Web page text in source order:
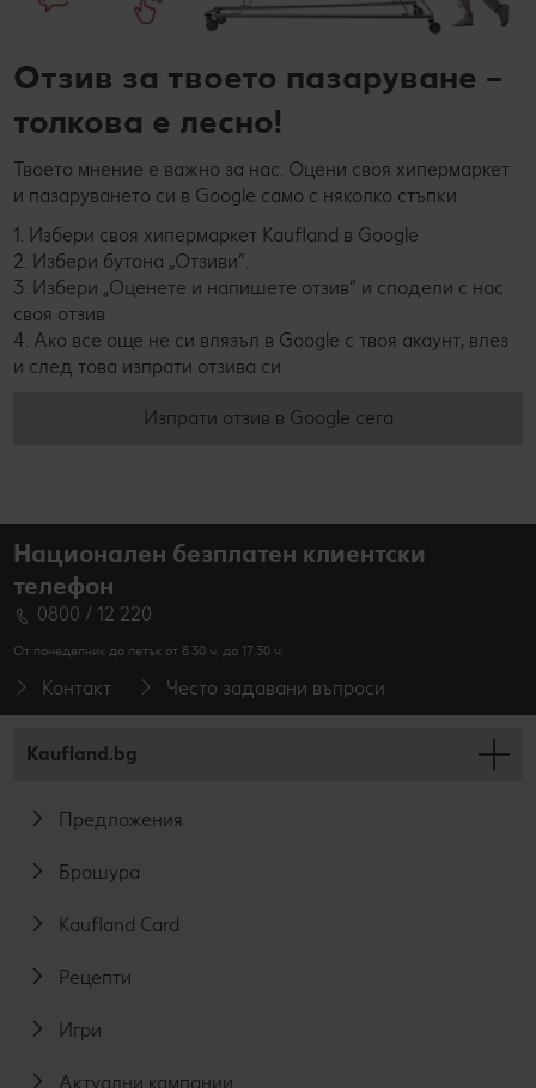
Отзив за твоето пазаруване –
толкова е лесно!
Твоето мнение е важно за нас. Оцени своя хипермаркет
и пазаруването си в Google само с няколко стъпки.
1. Избери своя хипермаркет Kaufland в Google
2. Избери бутона „Отзиви“.
3. Избери „Оценете и напишете отзив“ и сподели с нас
своя отзив
4. Ако все още не си влязъл в Google с твоя акаунт, влез
и след това изпрати отзива си
Изпрати отзив в Google сега
Национален безплатен клиентски
телефон
0800 / 12 220
От понеделник до петък от 8.30 ч. до 17.30 ч.
Контакт Често задавани въпроси
Kaufland.bg
Предложения
Брошура
Kaufland Card
Рецепти
Игри
Актуални кампании